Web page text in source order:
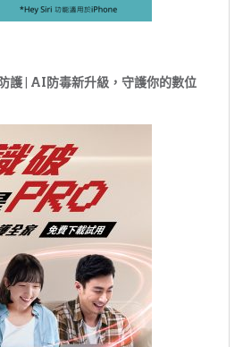
| AI防毒新升級，守護你的數位